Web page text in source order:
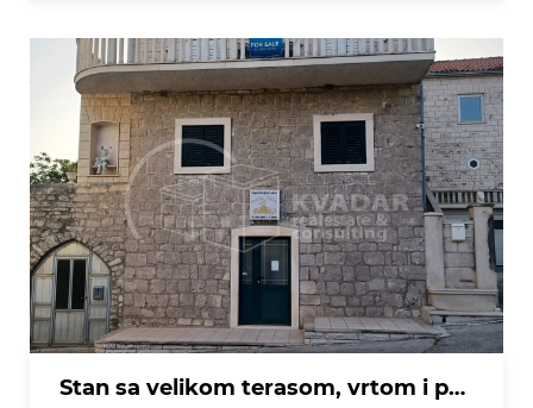
Stan sa velikom terasom, vrtom i poslovnim ugostiteljskim prostorom